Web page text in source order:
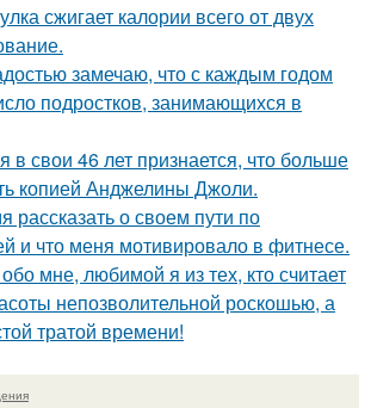
сжигает калории всего от двух
замечаю, что с каждым годом
подростков, занимающихся в
в свои 46 лет признается, что больше
копией Анджелины Джоли.
о своем пути по
и что меня мотивировало в фитнесе.
мне, любимой я из тех, кто считает
непозволительной роскошью, а
тратой времени!